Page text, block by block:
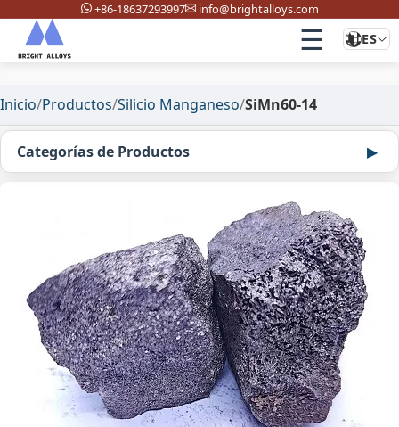
+86-18637293997 info@brightalloys.com
☰ ES
Inicio/Productos/Silicio Manganeso/SiMn60-14
Categorías de Productos